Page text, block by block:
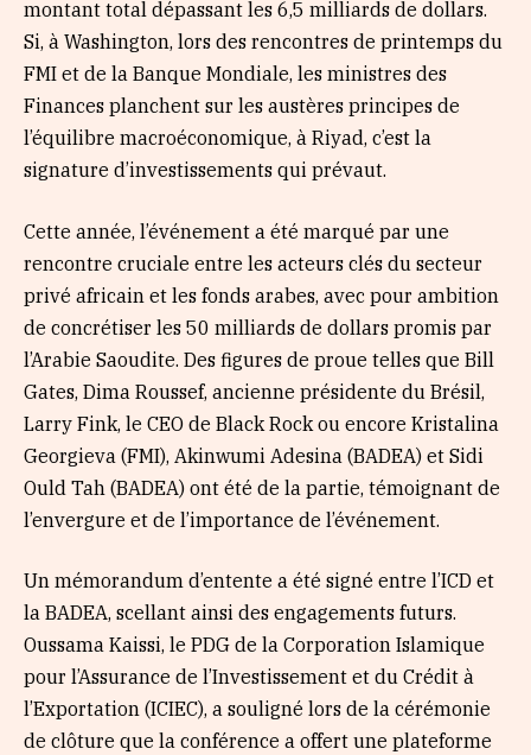
montant total dépassant les 6,5 milliards de dollars.
Si, à Washington, lors des rencontres de printemps du
FMI et de la Banque Mondiale, les ministres des
Finances planchent sur les austères principes de
l’équilibre macroéconomique, à Riyad, c’est la
signature d’investissements qui prévaut.
Cette année, l’événement a été marqué par une
rencontre cruciale entre les acteurs clés du secteur
privé africain et les fonds arabes, avec pour ambition
de concrétiser les 50 milliards de dollars promis par
l’Arabie Saoudite. Des figures de proue telles que Bill
Gates, Dima Roussef, ancienne présidente du Brésil,
Larry Fink, le CEO de Black Rock ou encore Kristalina
Georgieva (FMI), Akinwumi Adesina (BADEA) et Sidi
Ould Tah (BADEA) ont été de la partie, témoignant de
l’envergure et de l’importance de l’événement.
Un mémorandum d’entente a été signé entre l’ICD et
la BADEA, scellant ainsi des engagements futurs.
Oussama Kaissi, le PDG de la Corporation Islamique
pour l’Assurance de l’Investissement et du Crédit à
l’Exportation (ICIEC), a souligné lors de la cérémonie
de clôture que la conférence a offert une plateforme